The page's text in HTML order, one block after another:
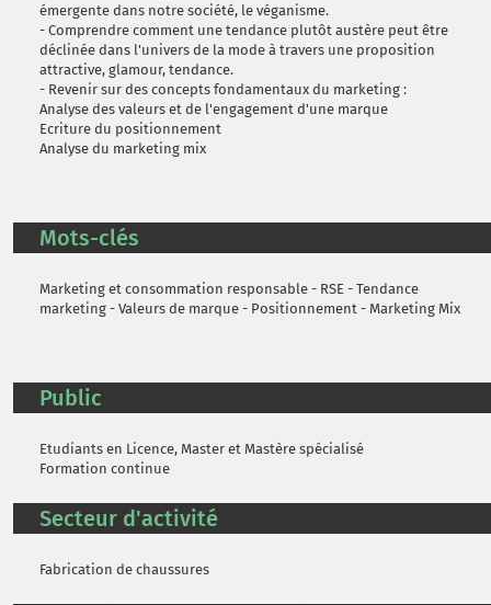
émergente dans notre société, le véganisme.
- Comprendre comment une tendance plutôt austère peut être
déclinée dans l'univers de la mode à travers une proposition
attractive, glamour, tendance.
- Revenir sur des concepts fondamentaux du marketing :
Analyse des valeurs et de l'engagement d'une marque
Ecriture du positionnement
Analyse du marketing mix
Mots-clés
Marketing et consommation responsable - RSE - Tendance
marketing - Valeurs de marque - Positionnement - Marketing Mix
Public
Etudiants en Licence, Master et Mastère spécialisé
Formation continue
Secteur d'activité
Fabrication de chaussures